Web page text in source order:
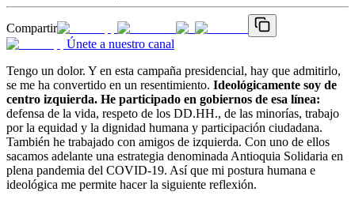
Compartir
Únete a nuestro canal
Tengo un dolor. Y en esta campaña presidencial, hay que admitirlo,
se me ha convertido en un resentimiento. Ideológicamente soy de
centro izquierda. He participado en gobiernos de esa línea:
defensa de la vida, respeto de los DD.HH., de las minorías, trabajo
por la equidad y la dignidad humana y participación ciudadana.
También he trabajado con amigos de izquierda. Con uno de ellos
sacamos adelante una estrategia denominada Antioquia Solidaria en
plena pandemia del COVID-19. Así que mi postura humana e
ideológica me permite hacer la siguiente reflexión.